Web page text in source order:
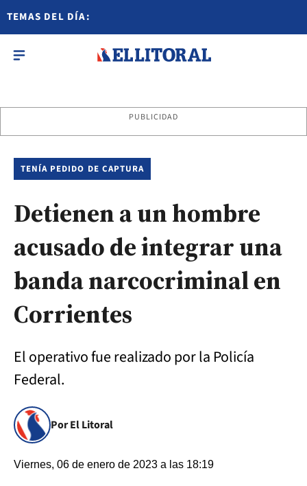
TEMAS DEL DÍA:
PUBLICIDAD
TENÍA PEDIDO DE CAPTURA
Detienen a un hombre
acusado de integrar una
banda narcocriminal en
Corrientes
El operativo fue realizado por la Policía
Federal.
Por El Litoral
Viernes, 06 de enero de 2023 a las 18:19